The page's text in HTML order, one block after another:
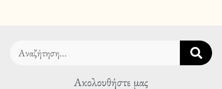
Search
Ακολουθήστε μας